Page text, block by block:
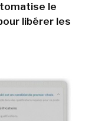
le
libérer les